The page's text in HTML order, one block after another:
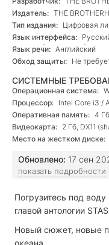
Издатель: THE
Тип издания: Цифровая
Язык интерфейса:
немецкий, испанский,
Язык речи: Английский
Обход защиты: Не
СИСТЕМНЫЕ
Операционная система:
Процессор: Intel Core i3 /
Оперативная память: 4 Гб
Видеокарта: 2 Гб, DX11
Место на жестком диске:
Обновлено: 17 сен
показать подробности
Погрузитесь под
главой антологии
Новый сюжет, новые
океана.